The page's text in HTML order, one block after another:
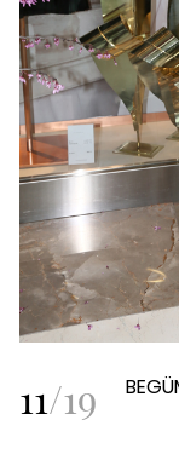
11/19